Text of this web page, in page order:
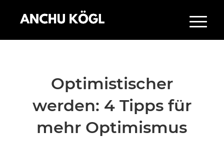
Optimistischer
werden: 4 Tipps für
mehr Optimismus